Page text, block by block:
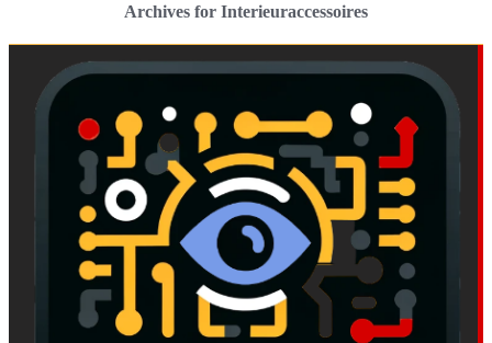
Archives for Interieuraccessoires